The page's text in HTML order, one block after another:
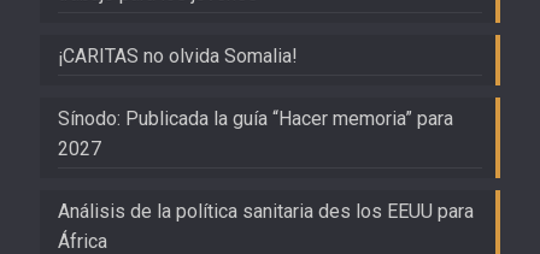
¡CARITAS no olvida Somalia!
Sínodo: Publicada la guía “Hacer memoria” para
2027
Análisis de la política sanitaria des los EEUU para
África